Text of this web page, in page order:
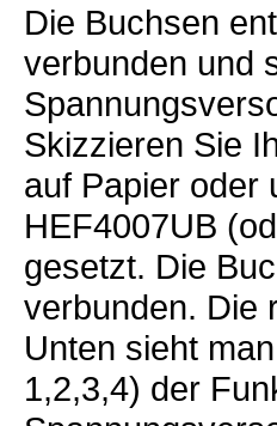
Die Buchsen
verbunden und
Skizzieren Sie
auf Papier oder
HEF4007UB
gesetzt. Die
verbunden. Die
Unten sieht
1,2,3,4) der